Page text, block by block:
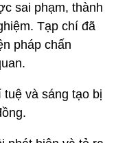
sai phạm, thành
Tạp chí đã
pháp chấn
và sáng tạo bị